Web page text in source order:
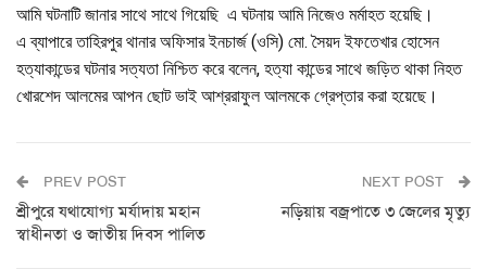
আমি ঘটনাটি জানার সাথে সাথে গিয়েছি এ ঘটনায় আমি নিজেও মর্মাহত হয়েছি।
এ ব্যাপারে তাহিরপুর থানার অফিসার ইনচার্জ (ওসি) মো. সৈয়দ ইফতেখার হোসেন
হত্যাকান্ডের ঘটনার সত্যতা নিশ্চিত করে বলেন, হত্যা কান্ডের সাথে জড়িত থাকা নিহত
খোরশেদ আলমের আপন ছোট ভাই আশ্ররাফুল আলমকে গ্রেপ্তার করা হয়েছে।
PREV POST
শ্রীপুরে যথাযোগ্য মর্যাদায় মহান
স্বাধীনতা ও জাতীয় দিবস পালিত
NEXT POST
নড়িয়ায় বজ্রপাতে ৩ জেলের মৃত্যু